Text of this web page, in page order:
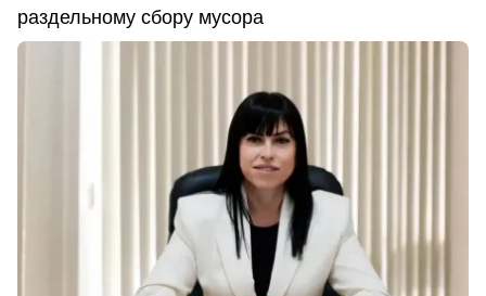
раздельному сбору мусора